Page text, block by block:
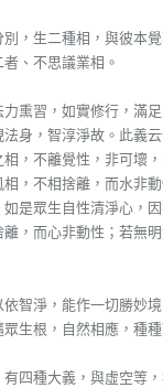
，生二種相，與彼本
、不思議業相。
熏習，如實修行，滿
身，智淳淨故。此義
，不離覺性，非可壞
，不相捨離，而水非
是眾生自性清淨心，
，而心非動性；若無
智淨，能作一切勝妙
生根，自然相應，種
四種大義，與虛空等